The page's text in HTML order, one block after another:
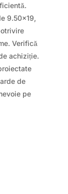
9.50×19,
Verifică
achiziție.
de
pe